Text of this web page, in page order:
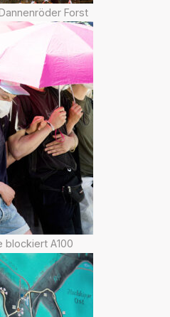
Forst
blockiert A100